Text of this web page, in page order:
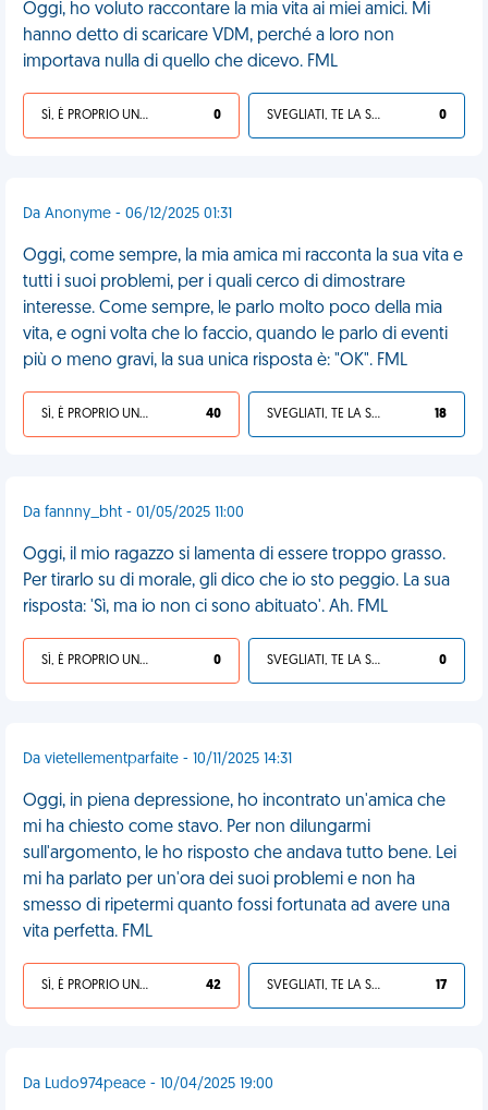
Oggi, ho voluto raccontare la mia vita ai miei amici. Mi
hanno detto di scaricare VDM, perché a loro non
importava nulla di quello che dicevo. FML
SÌ, È PROPRIO UNA VDM! 0 SVEGLIATI, TE LA SEI CERCATA! 0
Da Anonyme - 06/12/2025 01:31
Oggi, come sempre, la mia amica mi racconta la sua vita e
tutti i suoi problemi, per i quali cerco di dimostrare
interesse. Come sempre, le parlo molto poco della mia
vita, e ogni volta che lo faccio, quando le parlo di eventi
più o meno gravi, la sua unica risposta è: "OK". FML
SÌ, È PROPRIO UNA VDM! 40 SVEGLIATI, TE LA SEI CERCATA! 18
Da fannny_bht - 01/05/2025 11:00
Oggi, il mio ragazzo si lamenta di essere troppo grasso.
Per tirarlo su di morale, gli dico che io sto peggio. La sua
risposta: 'Sì, ma io non ci sono abituato'. Ah. FML
SÌ, È PROPRIO UNA VDM! 0 SVEGLIATI, TE LA SEI CERCATA! 0
Da vietellementparfaite - 10/11/2025 14:31
Oggi, in piena depressione, ho incontrato un'amica che
mi ha chiesto come stavo. Per non dilungarmi
sull'argomento, le ho risposto che andava tutto bene. Lei
mi ha parlato per un'ora dei suoi problemi e non ha
smesso di ripetermi quanto fossi fortunata ad avere una
vita perfetta. FML
SÌ, È PROPRIO UNA VDM! 42 SVEGLIATI, TE LA SEI CERCATA! 17
Da Ludo974peace - 10/04/2025 19:00